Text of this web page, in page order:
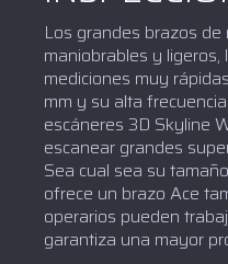
Los grandes brazos
maniobrables y
mediciones muy
mm y su alta
escáneres 3D Skyline
escanear grandes
Sea cual sea su
ofrece un brazo Ace
operarios pueden
garantiza una mayor